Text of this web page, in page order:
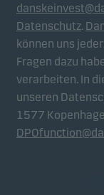
Datenschutz.
können uns
Fragen dazu
verarbeiten. In
unseren
1577